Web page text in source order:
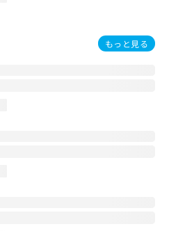
もっと見る